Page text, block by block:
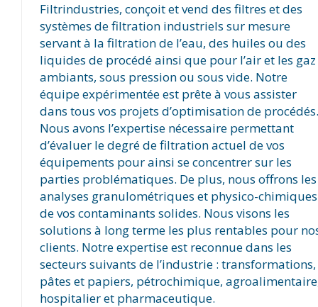
Filtrindustries, conçoit et vend des filtres et des
systèmes de filtration industriels sur mesure
servant à la filtration de l’eau, des huiles ou des
liquides de procédé ainsi que pour l’air et les gaz
ambiants, sous pression ou sous vide. Notre
équipe expérimentée est prête à vous assister
dans tous vos projets d’optimisation de procédés.
Nous avons l’expertise nécessaire permettant
d’évaluer le degré de filtration actuel de vos
équipements pour ainsi se concentrer sur les
parties problématiques. De plus, nous offrons les
analyses granulométriques et physico-chimiques
de vos contaminants solides. Nous visons les
solutions à long terme les plus rentables pour
clients. Notre expertise est reconnue dans les
secteurs suivants de l’industrie : transformations,
pâtes et papiers, pétrochimique,
hospitalier et pharmaceutique.